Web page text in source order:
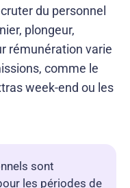
du personnel
plongeur,
rémunération varie
comme le
week-end ou les
sont
les périodes de